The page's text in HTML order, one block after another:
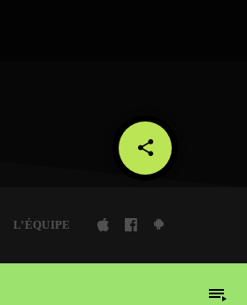
playlist_play
share
email
L’ÉQUIPE